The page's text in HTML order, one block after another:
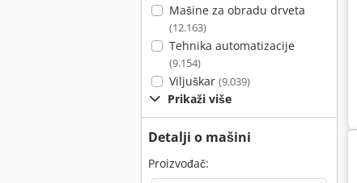
Mašine za obradu drveta
(12.163)
Tehnika automatizacije
(9.154)
Viljuškar (9.039)
Prikaži više
Detalji o mašini
Proizvođač: